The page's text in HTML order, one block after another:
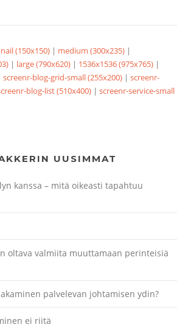
(150x150) | medium (300x235) |
| large (790x620) | 1536x1536 (975x765) |
screenr-blog-grid-small (255x200) |screenr-
blog-list (510x400) |screenr-service-small
UUSIMMAT
kanssa – mitä oikeasti tapahtuu
oltava valmiita muuttamaan perinteisiä
palvelevan johtamisen ydin?
ei riitä